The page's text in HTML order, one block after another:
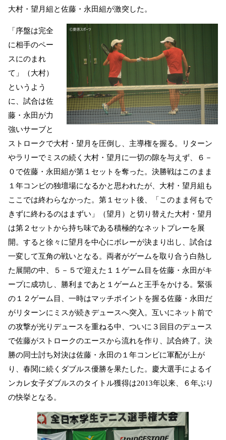
大村・望月組と佐藤・永田組が激突した。
「序盤は完全
に相手のペー
スにのまれ
て」（大村）
というよう
に、試合は佐
藤・永田が力
強いサーブと
ストロークで大村・望月を圧倒し、主導権を握る。リターン
やラリーでミスの続く大村・望月に一切の隙を与えず、６－
０で佐藤・永田組が第１セットを奪った。決勝戦はこのまま
１年コンビの独壇場になるかと思われたが、大村・望月組も
ここでは終わらなかった。第１セット後、「このまま何もで
きずに終わるのはまずい」（望月）と切り替えた大村・望月
は第２セットから持ち味である積極的なネットプレーを展
開。すると徐々に望月を中心にボレーが決まり出し、試合は
一変して互角の戦いとなる。両者がゲームを取り合う白熱し
た展開の中、５－５で迎えた１１ゲーム目を佐藤・永田がキ
ープに成功し、勝利まであと１ゲームと王手をかける。緊張
の１２ゲーム目、一時はマッチポイントを握る佐藤・永田だ
がリターンにミスが続きデュースへ突入。互いにネット前で
の攻撃が光りデュースを重ねる中、ついに３回目のデュース
で佐藤がストロークのエースから流れを作り、試合終了。決
勝の同士討ち対決は佐藤・永田の１年コンビに軍配が上が
り、春関に続くダブルス優勝を果たした。慶大選手によるイ
ンカレ女子ダブルスのタイトル獲得は2013年以来、６年ぶり
の快挙となる。